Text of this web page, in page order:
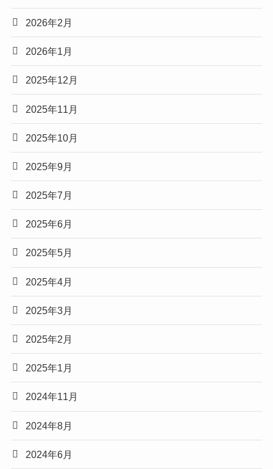
2026年2月
2026年1月
2025年12月
2025年11月
2025年10月
2025年9月
2025年7月
2025年6月
2025年5月
2025年4月
2025年3月
2025年2月
2025年1月
2024年11月
2024年8月
2024年6月